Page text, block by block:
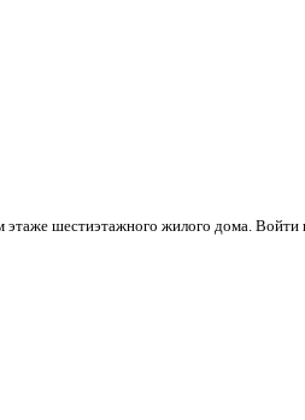
шестиэтажного жилого дома.